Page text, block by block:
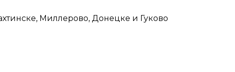
Миллерово, Донецке и Гуково